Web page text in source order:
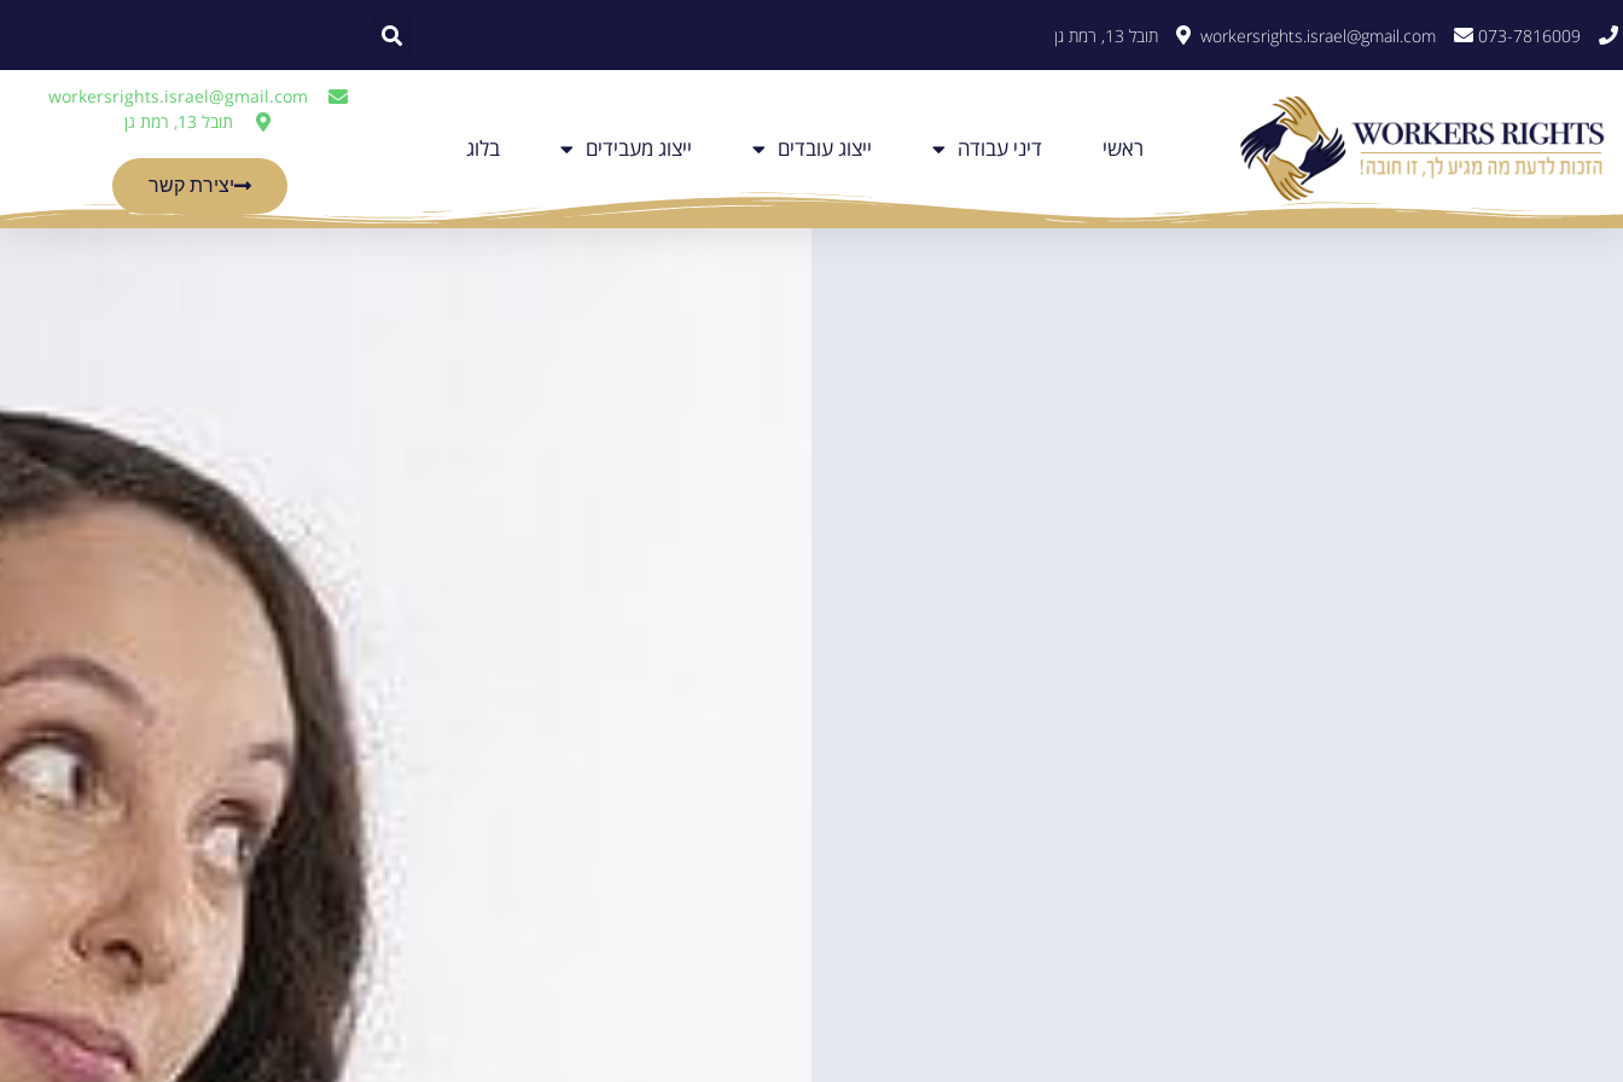
073-7816009
workersrights.israel@gmail.com תובל 13, רמת גן
ראשי דיני עבודה ייצוג עובדים ייצוג מעבידים בלוג
workersrights.israel@gmail.com
תובל 13, רמת גן
יצירת קשר